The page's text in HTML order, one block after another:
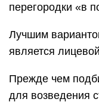
перегородки «в
Лучшим
является
Прежде чем
для возведения